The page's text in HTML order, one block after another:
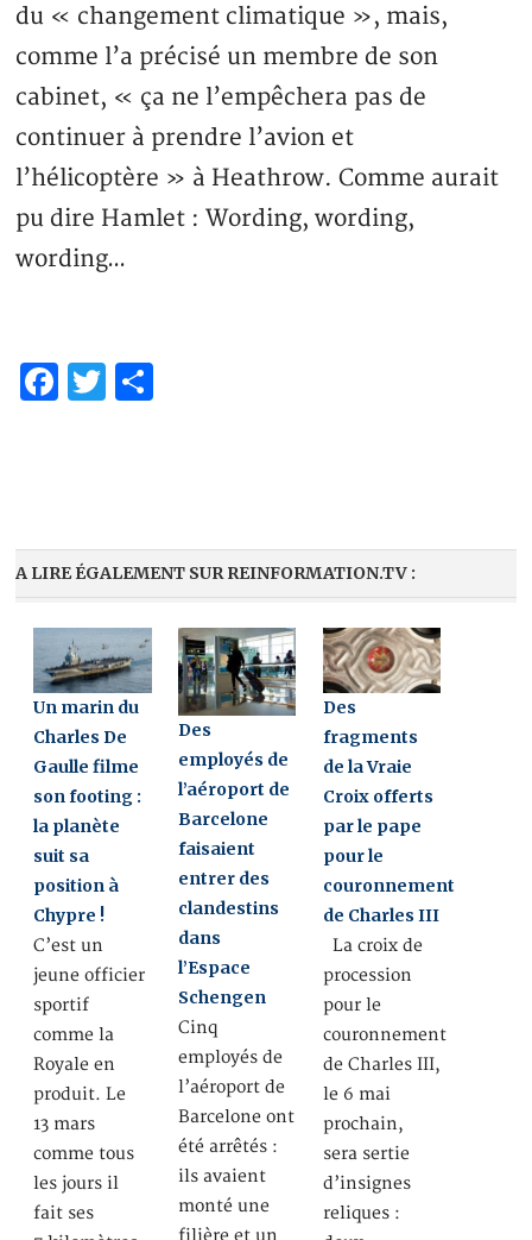
du « changement climatique », mais,
comme l’a précisé un membre de son
cabinet, « ça ne l’empêchera pas de
continuer à prendre l’avion et
l’hélicoptère » à Heathrow. Comme aurait
pu dire Hamlet : Wording, wording,
wording…
Facebook
Twitter
A LIRE ÉGALEMENT SUR REINFORMATION.TV :
Un marin du
Charles De
Gaulle filme
son footing :
la planète
suit sa
position à
Chypre !
C’est un
jeune officier
sportif
comme la
Royale en
produit. Le
13 mars
comme tous
les jours il
fait ses
Des
employés de
l’aéroport de
Barcelone
faisaient
entrer des
clandestins
dans
l’Espace
Schengen
Cinq
employés de
l’aéroport de
Barcelone ont
été arrêtés :
ils avaient
monté une
Des
fragments
de la Vraie
Croix offerts
par le pape
pour le
couronnement
de Charles III
La croix de
procession
pour le
couronnement
de Charles III,
le 6 mai
prochain,
sera sertie
d’insignes
reliques :